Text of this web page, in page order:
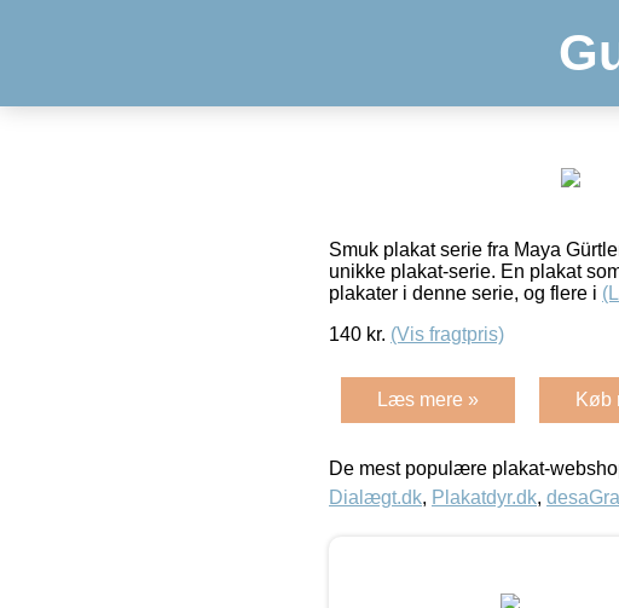
Smuk plakat serie fra Maya
unikke plakat-serie. En plakat
plakater i denne serie, og flere i
140 kr. (Vis fragtpris)
Læs mere » Køb
De mest populære plakat-
Dialægt.dk, Plakatdyr.dk,